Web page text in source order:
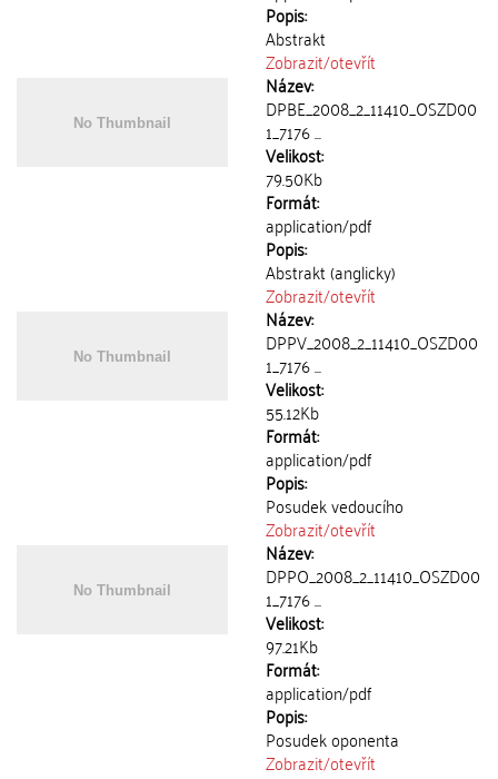
Popis:
Abstrakt
Zobrazit/otevřít
Název:
DPBE_2008_2_11410_OSZD00
1_7176 ...
Velikost:
79.50Kb
Formát:
application/pdf
Popis:
Abstrakt (anglicky)
Zobrazit/otevřít
Název:
DPPV_2008_2_11410_OSZD00
1_7176 ...
Velikost:
55.12Kb
Formát:
application/pdf
Popis:
Posudek vedoucího
Zobrazit/otevřít
Název:
DPPO_2008_2_11410_OSZD00
1_7176 ...
Velikost:
97.21Kb
Formát:
application/pdf
Popis:
Posudek oponenta
Zobrazit/otevřít